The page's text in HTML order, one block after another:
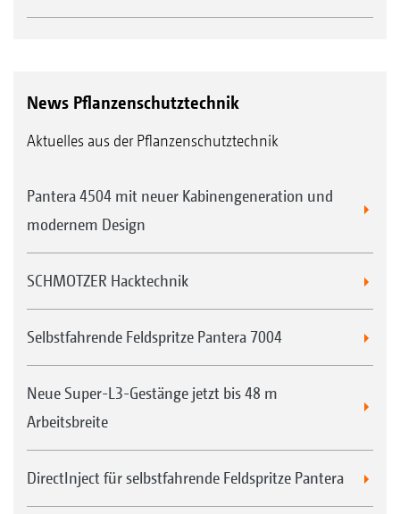
News Pflanzenschutztechnik
Aktuelles aus der Pflanzenschutztechnik
Pantera 4504 mit neuer Kabinengeneration und
modernem Design
SCHMOTZER Hacktechnik
Selbstfahrende Feldspritze Pantera 7004
Neue Super-L3-Gestänge jetzt bis 48 m
Arbeitsbreite
DirectInject für selbstfahrende Feldspritze Pantera